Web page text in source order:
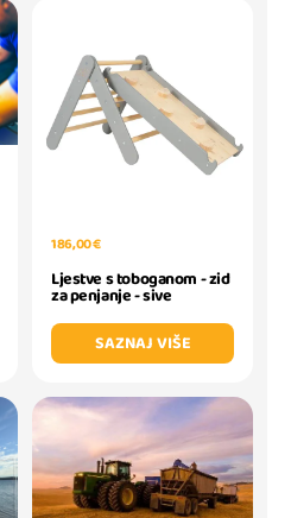
186,00 €
Ljestve s toboganom - zid
za penjanje - sive
SAZNAJ VIŠE